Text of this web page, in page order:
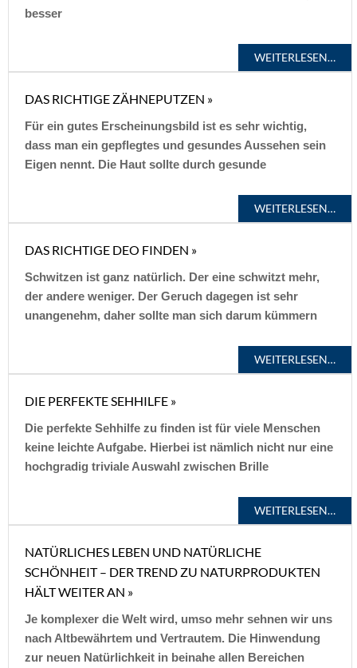
besser
WEITERLESEN…
DAS RICHTIGE ZÄHNEPUTZEN »
Für ein gutes Erscheinungsbild ist es sehr wichtig,
dass man ein gepflegtes und gesundes Aussehen sein
Eigen nennt. Die Haut sollte durch gesunde
WEITERLESEN…
DAS RICHTIGE DEO FINDEN »
Schwitzen ist ganz natürlich. Der eine schwitzt mehr,
der andere weniger. Der Geruch dagegen ist sehr
unangenehm, daher sollte man sich darum kümmern
WEITERLESEN…
DIE PERFEKTE SEHHILFE »
Die perfekte Sehhilfe zu finden ist für viele Menschen
keine leichte Aufgabe. Hierbei ist nämlich nicht nur eine
hochgradig triviale Auswahl zwischen Brille
WEITERLESEN…
NATÜRLICHES LEBEN UND NATÜRLICHE
SCHÖNHEIT – DER TREND ZU NATURPRODUKTEN
HÄLT WEITER AN »
Je komplexer die Welt wird, umso mehr sehnen wir uns
nach Altbewährtem und Vertrautem. Die Hinwendung
zur neuen Natürlichkeit in beinahe allen Bereichen